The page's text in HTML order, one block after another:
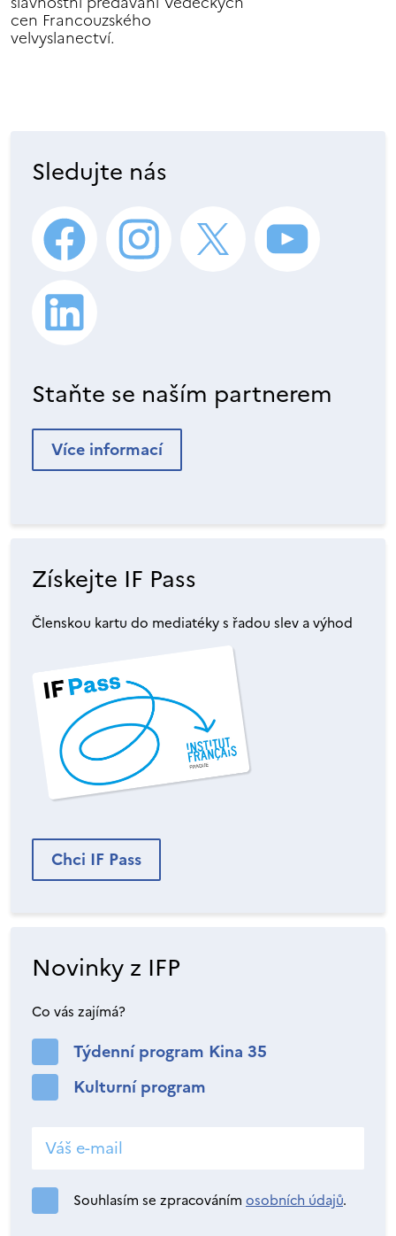
cen Francouzského
velvyslanectví.
Sledujte nás
Staňte se naším partnerem
Více informací
Získejte IF Pass
Členskou kartu do mediatéky s řadou slev a výhod
Chci IF Pass
Novinky z IFP
Co vás zajímá?
Týdenní program Kina 35
Kulturní program
Souhlasím se zpracováním osobních údajů.